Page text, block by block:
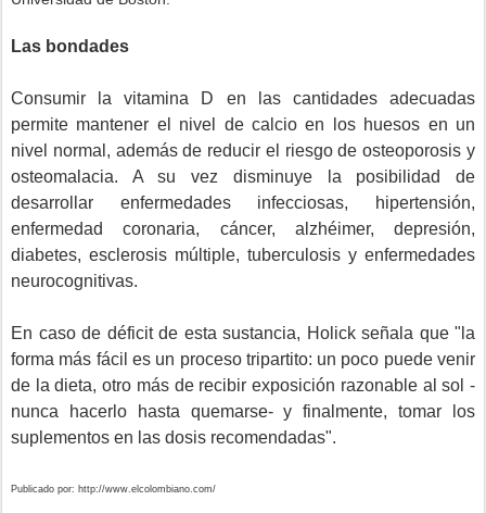
Las bondades
Consumir la vitamina D en las cantidades adecuadas
permite mantener el nivel de calcio en los huesos en un
nivel normal, además de reducir el riesgo de osteoporosis y
osteomalacia. A su vez disminuye la posibilidad de
desarrollar enfermedades infecciosas, hipertensión,
enfermedad coronaria, cáncer, alzhéimer, depresión,
diabetes, esclerosis múltiple, tuberculosis y enfermedades
neurocognitivas.
En caso de déficit de esta sustancia, Holick señala que "la
forma más fácil es un proceso tripartito: un poco puede venir
de la dieta, otro más de recibir exposición razonable al sol -
nunca hacerlo hasta quemarse- y finalmente, tomar los
suplementos en las dosis recomendadas".
Publicado por: http://www.elcolombiano.com/